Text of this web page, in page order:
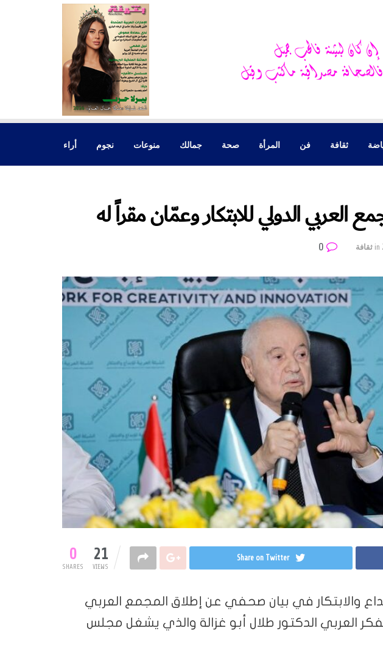
ثقافة فن المرأة صحة جمالك منوعات نجوم أراء
العربي الدولي للابتكار وعمّان مقراً له
inثقافة
0
SHARES 21
VIEWS
Share on Twitter
والابتكار في بيان صحفي عن إطلاق المجمع العربي
العربي الدكتور طلال أبو غزالة والذي يشغل مجلس